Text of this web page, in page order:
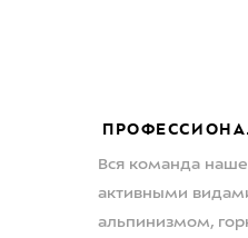
Вся команда
активными
альпинизмом,